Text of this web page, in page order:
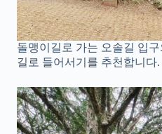
돌맹이길로 가는 오솔길 입
길로 들어서기를 추천합니다.